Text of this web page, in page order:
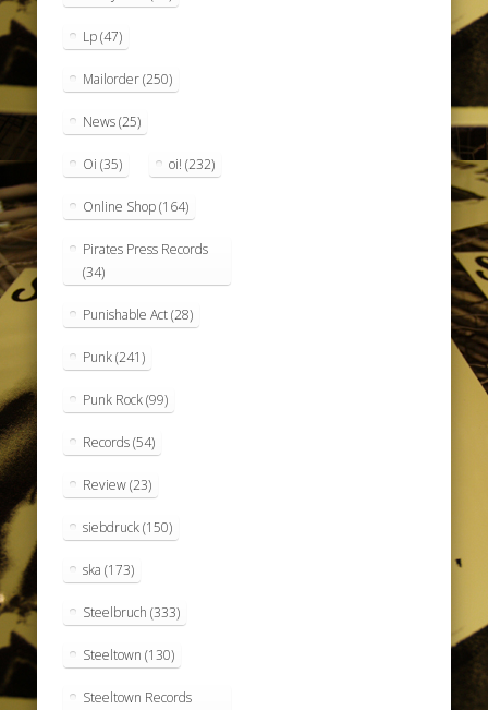
Lp(47)
Mailorder(250)
News(25)
Oi (35) oi! (232)
Online Shop(164)
Pirates Press Records
(34)
Punishable Act(28)
Punk(241)
Punk Rock(99)
Records(54)
Review(23)
siebdruck(150)
ska (173)
Steelbruch (333)
Steeltown (130)
Steeltown Records